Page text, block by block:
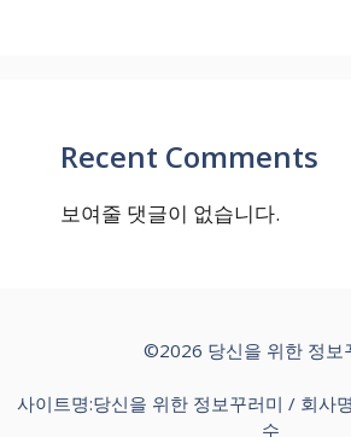
Recent Comments
보여줄 댓글이 없습니다.
©2026 당신을 위한 정보
사이트명:당신을 위한 정보꾸러미 / 회사
수